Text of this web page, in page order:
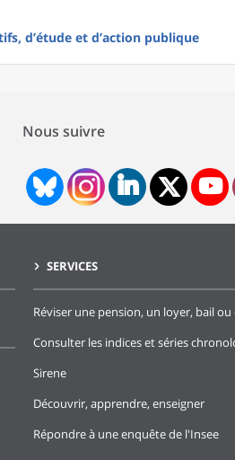
d’étude et d’action publique
Nous suivre
SERVICES
Réviser une pension, un loyer, bail
Consulter les indices et séries
Sirene
Découvrir, apprendre, enseigner
Répondre à une enquête de l'Insee